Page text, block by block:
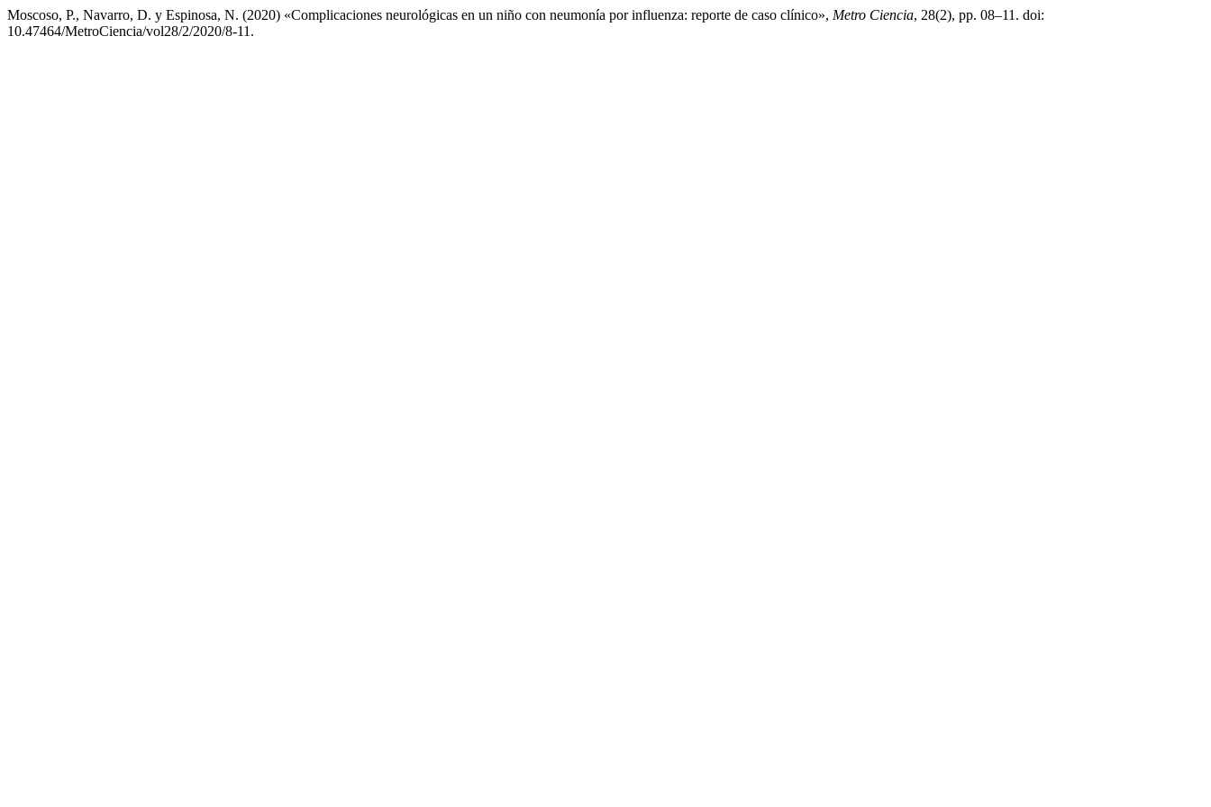
Moscoso, P., Navarro, D. y Espinosa, N. (2020) «Complicaciones neurológicas en un niño con neumonía por influenza: reporte de caso clínico», Metro Ciencia, 28(2), pp. 08–11. doi:
10.47464/MetroCiencia/vol28/2/2020/8-11.